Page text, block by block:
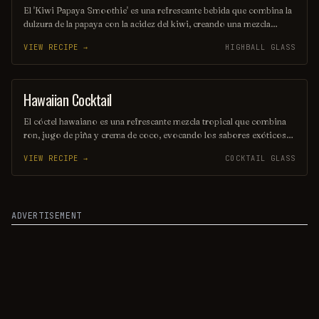
El 'Kiwi Papaya Smoothie' es una refrescante bebida que combina la
dulzura de la papaya con la acidez del kiwi, creando una mezcla
acompañante perfecto para un día caluroso, ofreciendo un impulso
de energía y vitaminas. Ideal para disfrutar en cualquier momento
del día.
VIEW RECIPE → HIGHBALL GLASS
ORDINARY DRINK
Hawaiian Cocktail
El cóctel hawaiano es una refrescante mezcla tropical que combina
ron, jugo de piña y crema de coco, evocando los sabores exóticos
bebida perfecta para disfrutar en una tarde soleada. Su sabor dulce y
afrutado transporta a un paraíso playero con cada sorbo.
VIEW RECIPE → COCKTAIL GLASS
ADVERTISEMENT